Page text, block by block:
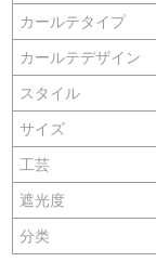
カールテタイプ
カールテデザイン
スタイル
サイズ
工芸
遮光度
分类